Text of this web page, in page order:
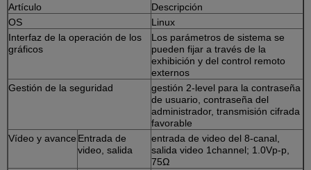
Artículo
Descripción
OS
Linux
Interfaz de la operación de los
gráficos
Los parámetros de sistema se
pueden fijar a través de la
exhibición y del control remoto
externos
Gestión de la seguridad
gestión 2-level para la contraseña
de usuario, contraseña del
administrador, transmisión cifrada
favorable
Vídeo y avance Entrada de
video, salida
entrada de video del 8-canal,
salida video 1channel; 1.0Vp-p,
75Ω